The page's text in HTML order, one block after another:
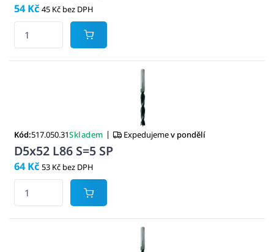
54 Kč 45 Kč bez DPH
Kód:517.050.31Skladem | Expedujemev pondělí
D5x52 L86 S=5 SP
64 Kč 53 Kč bez DPH